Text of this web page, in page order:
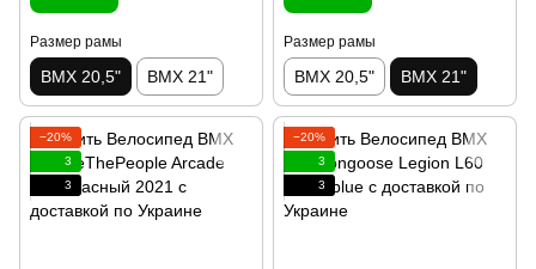
Размер рамы
BMX 20,5" BMX 21"
Размер рамы
BMX 20,5" BMX 21"
−20%
3
3
−20%
3
3